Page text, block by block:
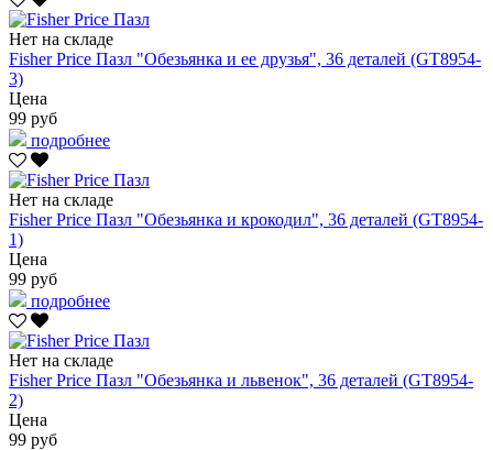
Нет на складе
Fisher Price Пазл "Обезьянка и ее друзья", 36 деталей (GT8954-
3)
Цена
99 руб
подробнее
Нет на складе
Fisher Price Пазл "Обезьянка и крокодил", 36 деталей (GT8954-
1)
Цена
99 руб
подробнее
Нет на складе
Fisher Price Пазл "Обезьянка и львенок", 36 деталей (GT8954-
2)
Цена
99 руб